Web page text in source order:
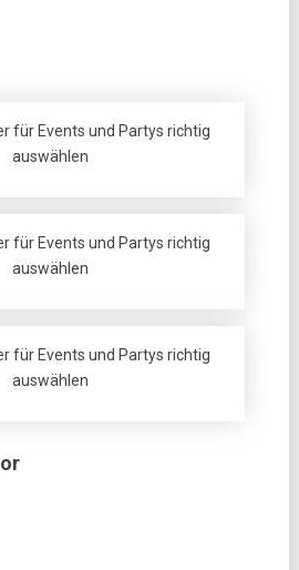
für Events und Partys richtig
auswählen
für Events und Partys richtig
auswählen
für Events und Partys richtig
auswählen